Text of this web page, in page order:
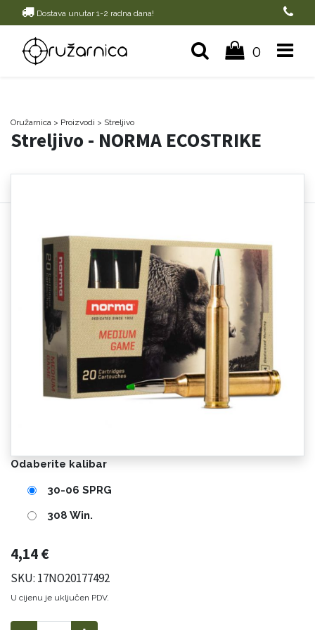
Dostava unutar 1-2 radna dana!
0
Oružarnica > Proizvodi > Streljivo
Streljivo - NORMA ECOSTRIKE
Odaberite kalibar
30-06 SPRG
308 Win.
4,14€
SKU: 17NO20177492
U cijenu je uključen PDV.